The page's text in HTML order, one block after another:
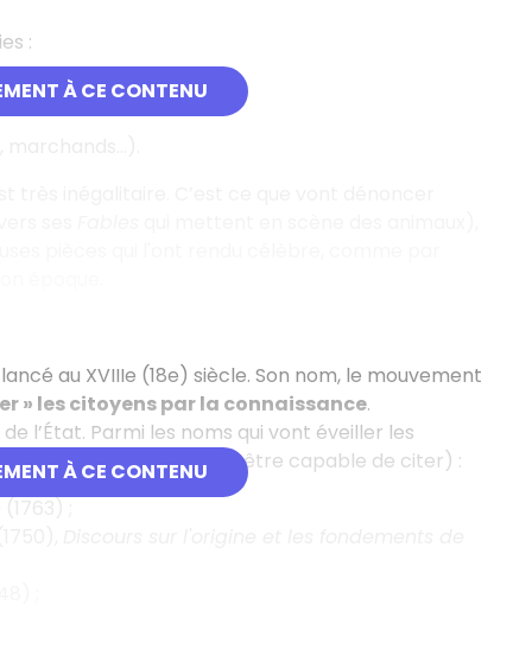
À CE CONTENU
:
À CE CONTENU
au XVIIIe (18e) siècle. Son nom, le mouvement
» les citoyens par la connaissance.
l’État. Parmi les noms qui vont éveiller les
place, il faut retenir (et être capable de citer) :
(1763) ;